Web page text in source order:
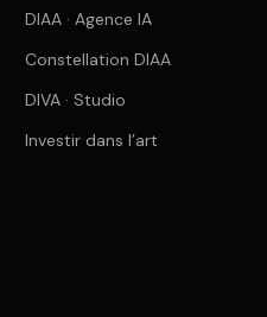
DIAA · Agence IA
Constellation DIAA
DIVA · Studio
Investir dans l’art